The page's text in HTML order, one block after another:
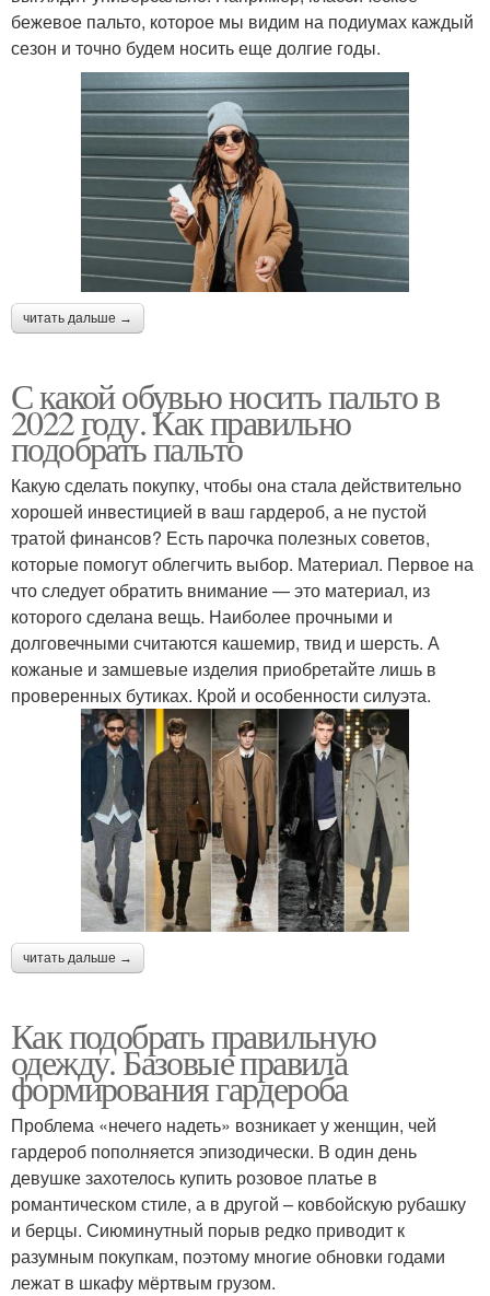
бежевое пальто, которое мы видим на подиумах каждый
сезон и точно будем носить еще долгие годы.
читать дальше →
С какой обувью носить пальто в
2022 году. Как правильно
подобрать пальто
Какую сделать покупку, чтобы она стала действительно
хорошей инвестицией в ваш гардероб, а не пустой
тратой финансов? Есть парочка полезных советов,
которые помогут облегчить выбор. Материал. Первое на
что следует обратить внимание — это материал, из
которого сделана вещь. Наиболее прочными и
долговечными считаются кашемир, твид и шерсть. А
кожаные и замшевые изделия приобретайте лишь в
проверенных бутиках. Крой и особенности силуэта.
читать дальше →
Как подобрать правильную
одежду. Базовые правила
формирования гардероба
Проблема «нечего надеть» возникает у женщин, чей
гардероб пополняется эпизодически. В один день
девушке захотелось купить розовое платье в
романтическом стиле, а в другой – ковбойскую рубашку
и берцы. Сиюминутный порыв редко приводит к
разумным покупкам, поэтому многие обновки годами
лежат в шкафу мёртвым грузом.